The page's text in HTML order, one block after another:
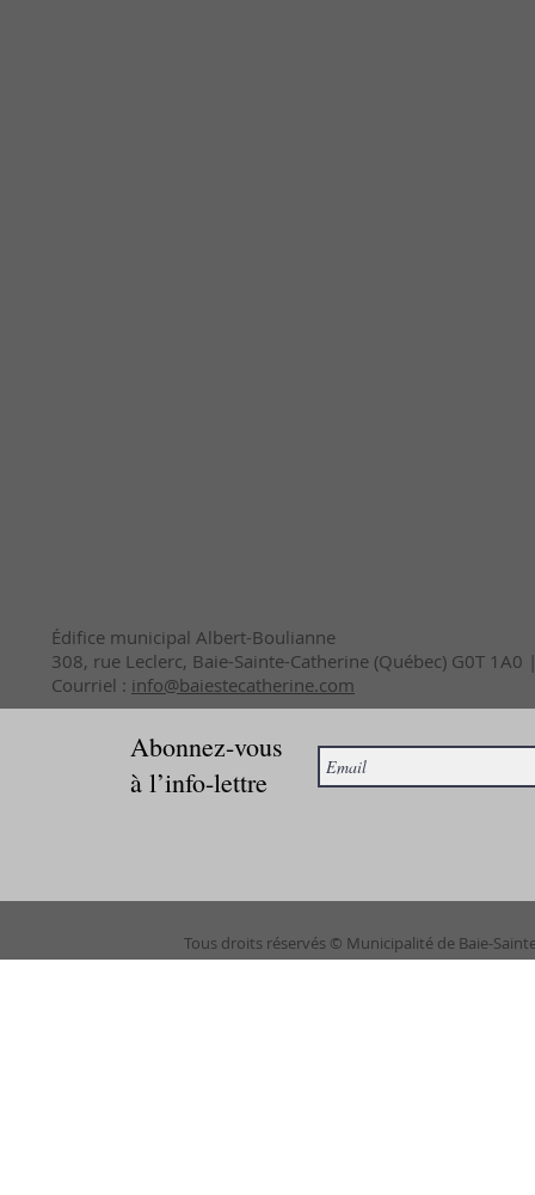
Édifice municipal Albert-Boulianne
308, rue Leclerc, Baie-Sainte-Catherine (Québec) G0T
Courriel : info@baiestecatherine.com
Abonnez-vous
à l’info-lettre
Tous droits réservés © Municipalité de Baie-